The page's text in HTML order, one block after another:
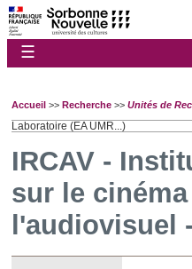
☰
Accueil >> Recherche >> Unités de
Laboratoire (EA UMR...)
IRCAV -
sur le
l'audiovisuel